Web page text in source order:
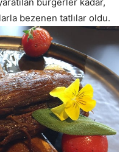
bezenen tatlılar oldu.